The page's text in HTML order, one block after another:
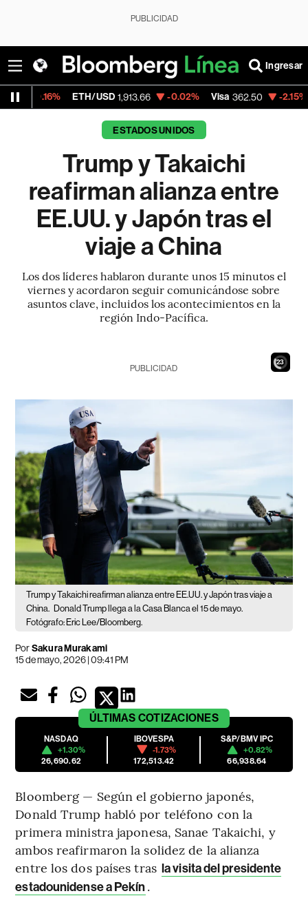
PUBLICIDAD
Ingresar
ETH/USD 1,913.66 -0.02% Visa 362.50 -2.15%
ESTADOS UNIDOS
Trump y Takaichi
reafirman alianza entre
EE.UU. y Japón tras el
viaje a China
Los dos líderes hablaron durante unos 15 minutos el
viernes y acordaron seguir comunicándose sobre
asuntos clave, incluidos los acontecimientos en la
región Indo-Pacífica.
21
PUBLICIDAD
Trump y Takaichi reafirman alianza entre EE.UU. y Japón tras viaje a
China. Donald Trump llega a la Casa Blanca el 15 de mayo.
Fotógrafo: Eric Lee/Bloomberg.
PorSakura Murakami
15 de mayo, 2026 | 09:41 PM
ÚLTIMAS COTIZACIONES
NASDAQ
+1.30%
26,690.62
IBOVESPA
-1.73%
172,513.42
S&P/BMV IPC
+0.82%
66,938.64
Bloomberg — Según el gobierno japonés,
Donald Trump habló por teléfono con la
primera ministra japonesa, Sanae Takaichi, y
ambos reafirmaron la solidez de la alianza
entre los dos países tras la visita del presidente
estadounidense a Pekín.